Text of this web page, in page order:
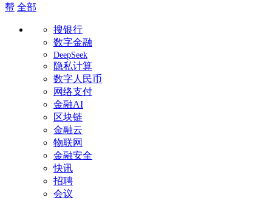
帮 全部
搜银行
数字金融
DeepSeek
隐私计算
数字人民币
网络支付
金融AI
区块链
金融云
物联网
金融安全
快讯
招聘
会议